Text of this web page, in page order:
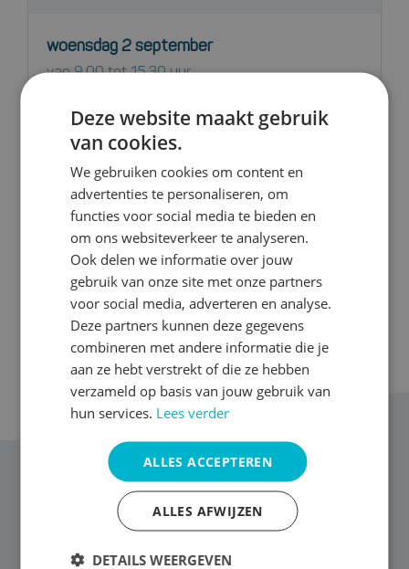
woensdag 2 september
van 9.00 tot 15.30 uur
10 plekken over
Bekijk deze training
Deze website maakt gebruik
van cookies.
We gebruiken cookies om content en
advertenties te personaliseren, om
functies voor social media te bieden en
om ons websiteverkeer te analyseren.
Ook delen we informatie over jouw
gebruik van onze site met onze partners
voor social media, adverteren en analyse.
Deze partners kunnen deze gegevens
combineren met andere informatie die je
aan ze hebt verstrekt of die ze hebben
verzameld op basis van jouw gebruik van
hun services. Lees verder
ALLES ACCEPTEREN
ALLES AFWIJZEN
DETAILS WEERGEVEN